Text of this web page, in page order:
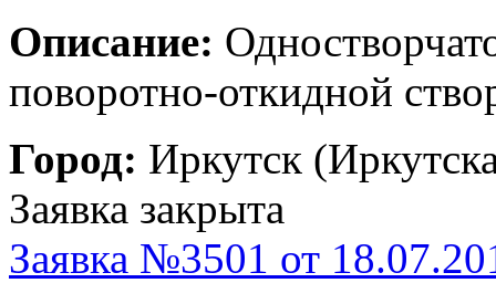
Описание:
поворотно-откидной
Город: Иркутск
Заявка закрыта
Заявка №3501 от